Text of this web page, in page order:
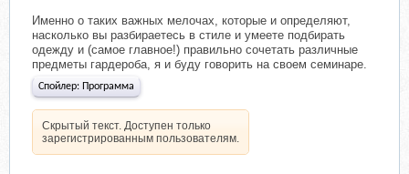
Именно о таких важных мелочах, которые и определяют,
насколько вы разбираетесь в стиле и умеете подбирать
одежду и (самое главное!) правильно сочетать различные
предметы гардероба, я и буду говорить на своем семинаре.
Спойлер: Программа
Скрытый текст. Доступен только
зарегистрированным пользователям.